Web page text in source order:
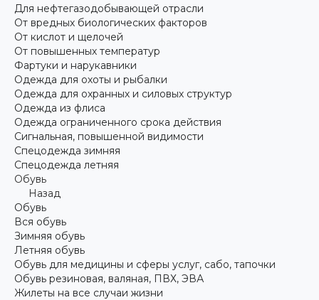
Для нефтегазодобывающей отрасли
От вредных биологических факторов
От кислот и щелочей
От повышенных температур
Фартуки и нарукавники
Одежда для охоты и рыбалки
Одежда для охранных и силовых структур
Одежда из флиса
Одежда ограниченного срока действия
Сигнальная, повышенной видимости
Спецодежда зимняя
Спецодежда летняя
Обувь
Назад
Обувь
Вся обувь
Зимняя обувь
Летняя обувь
Обувь для медицины и сферы услуг, сабо, тапочки
Обувь резиновая, валяная, ПВХ, ЭВА
Жилеты на все случаи жизни